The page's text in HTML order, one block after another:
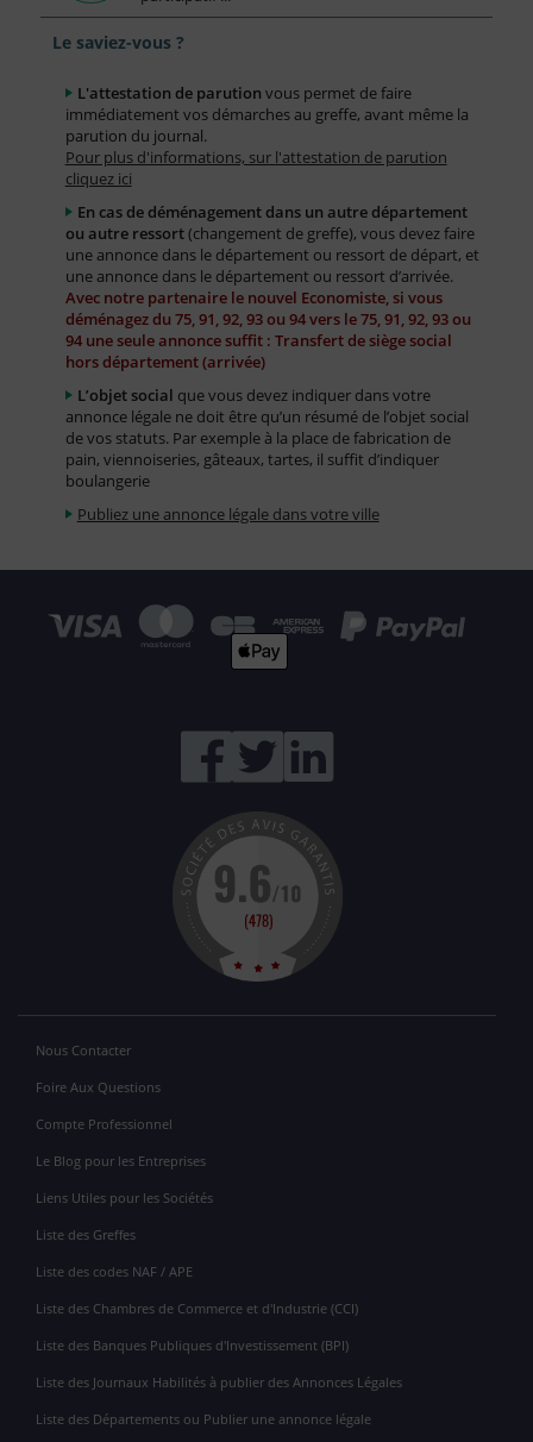
Le saviez-vous ?
L'attestation de parution vous permet de faire
immédiatement vos démarches au greffe, avant même la
parution du journal.
Pour plus d'informations, sur l'attestation de parution
cliquez ici
En cas de déménagement dans un autre département
ou autre ressort(changement de greffe), vous devez faire
une annonce dans le département ou ressort de départ, et
une annonce dans le département ou ressort d’arrivée.
Avec notre partenaire le nouvel Economiste, si vous
déménagez du 75, 91, 92, 93 ou 94 vers le 75, 91, 92, 93 ou
94 une seule annonce suffit : Transfert de siège social
hors département (arrivée)
L’objet social que vous devez indiquer dans votre
annonce légale ne doit être qu’un résumé de l’objet social
de vos statuts. Par exemple à la place de fabrication de
pain, viennoiseries, gâteaux, tartes, il suffit d’indiquer
boulangerie
Publiez une annonce légale dans votre ville
Nous Contacter
Foire Aux Questions
Compte Professionnel
Le Blog pour les Entreprises
Liens Utiles pour les Sociétés
Liste des Greffes
Liste des codes NAF / APE
Liste des Chambres de Commerce et d'Industrie (CCI)
Liste des Banques Publiques d'Investissement (BPI)
Liste des Journaux Habilités à publier des Annonces Légales
Liste des Départements ou Publier une annonce légale